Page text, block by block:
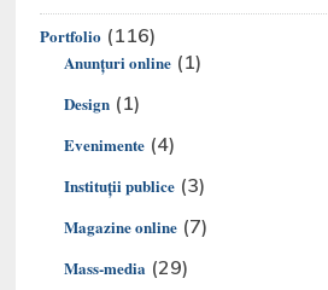
Portfolio (116)
Anunțuri online (1)
Design (1)
Evenimente (4)
Instituții publice (3)
Magazine online (7)
Mass-media (29)